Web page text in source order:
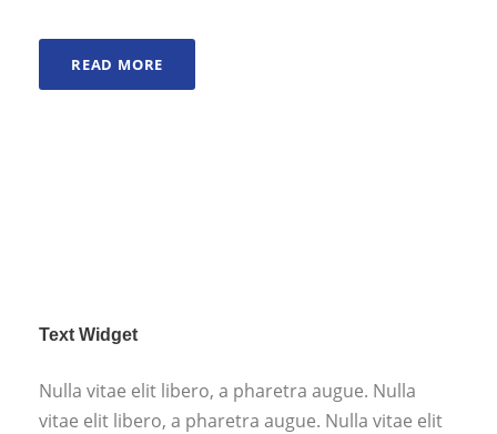
READ MORE
Text Widget
Nulla vitae elit libero, a pharetra augue. Nulla
vitae elit libero, a pharetra augue. Nulla vitae elit